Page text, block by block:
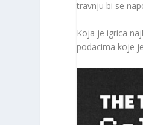
travnju bi se
Koja je igrica
podacima koje